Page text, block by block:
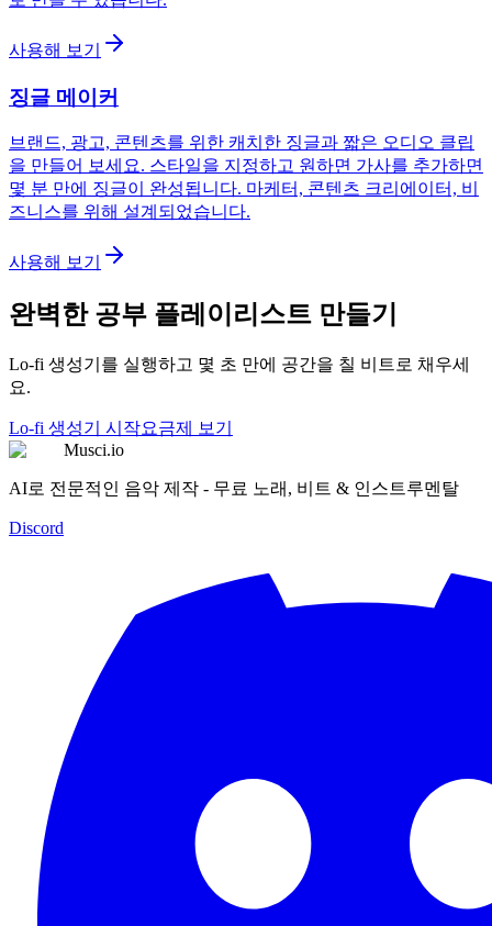
사용해 보기
징글 메이커
브랜드, 광고, 콘텐츠를 위한 캐치한 징글과 짧은 오디오 클립
을 만들어 보세요. 스타일을 지정하고 원하면 가사를 추가하면
몇 분 만에 징글이 완성됩니다. 마케터, 콘텐츠 크리에이터, 비
즈니스를 위해 설계되었습니다.
사용해 보기
완벽한 공부 플레이리스트 만들기
Lo-fi 생성기를 실행하고 몇 초 만에 공간을 칠 비트로 채우세
요.
Lo-fi 생성기 시작요금제 보기
Musci.io
AI로 전문적인 음악 제작 - 무료 노래, 비트 & 인스트루멘탈
Discord